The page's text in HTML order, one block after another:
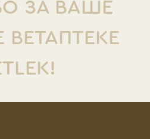
ЗА ВАШЕ
ВЕТАПТЕКЕ